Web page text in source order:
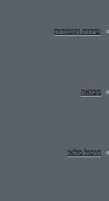
שידות וקומודות
מבואה
חיסול מלאי